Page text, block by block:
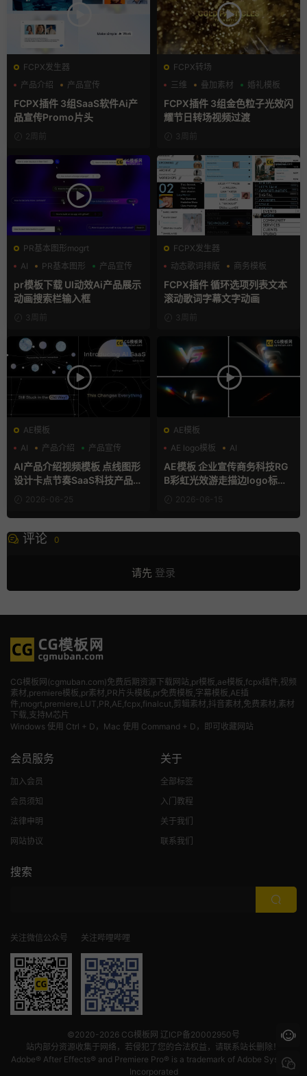
FCPX发生器
产品介绍
产品宣传
产品展示
FCPX插件 3组SaaS软件Ai产
品宣传Promo片头
2周前
FCPX转场
三维
叠加素材 婚礼模板
FCPX插件 3组金色粒子光效闪
耀节日转场视频过渡
3周前
PR基本图形mogrt
AI
PR基本图形 产品宣传
pr模板下载 UI动效Ai产品展示
动画搜索栏输入框
3周前
FCPX发生器
动态歌词排版
商务模板
字幕模板
FCPX插件 循环选项列表文本
滚动歌词字幕文字动画
3周前
AE模板
AI
产品介绍 产品宣传
AI产品介绍视频模板 点线图形
设计卡点节奏SaaS科技产品宣
2026-06-25
AE模板
AE logo模板
AI
LOGO动画
AE模板 企业宣传商务科技RG
B彩虹光效游走描边logo标志
2026-06-15
评论 0
请先 登录
CG模板网(cgmuban.com)免费后期资源下载网站,pr模板,ae模板,fcpx插件,视频
素材 ,premiere模板,pr素材,PR片头模板,pr免费模板,字幕模板,AE插
件,mogrt,premiere,LUT,PR,AE,fcpx,finalcut,剪辑素材,抖音素材,免费素材,素材
下载,支持M芯片
Windows 使用 Ctrl + D，Mac 使用 Command + D，即可收藏网站
会员服务
加入会员
会员须知
法律申明
网站协议
关于
全部标签
入门教程
关于我们
联系我们
搜索
关注微信公众号 关注哔哩哔哩
©2020-2026 CG模板网 辽ICP备20002950号
站内部分资源收集于网络，若侵犯了您的合法权益，请联系站长删除！
Adobe® After Effects® and Premiere Pro® is a trademark of Adobe Systems
Incorporated